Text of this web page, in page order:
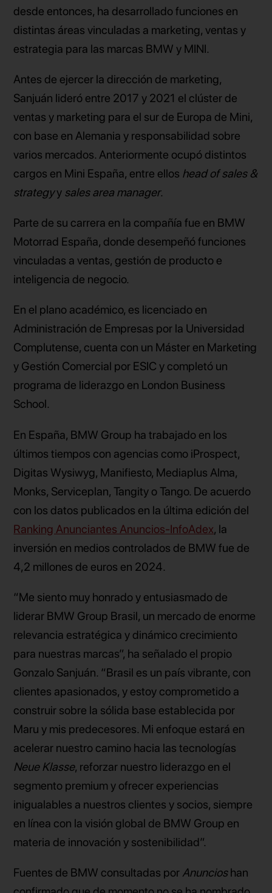
desde entonces, ha desarrollado funciones en
distintas áreas vinculadas a marketing, ventas y
estrategia para las marcas BMW y MINI.
Antes de ejercer la dirección de marketing,
Sanjuán lideró entre 2017 y 2021 el clúster de
ventas y marketing para el sur de Europa de Mini,
con base en Alemania y responsabilidad sobre
varios mercados. Anteriormente ocupó distintos
cargos en Mini España, entre ellos head of sales &
strategyy sales area manager.
Parte de su carrera en la compañía fue en BMW
Motorrad España, donde desempeñó funciones
vinculadas a ventas, gestión de producto e
inteligencia de negocio.
En el plano académico, es licenciado en
Administración de Empresas por la Universidad
Complutense, cuenta con un Máster en Marketing
y Gestión Comercial por ESIC y completó un
programa de liderazgo en London Business
School.
En España, BMW Group ha trabajado en los
últimos tiempos con agencias como iProspect,
Digitas Wysiwyg, Manifiesto, Mediaplus Alma,
Monks, Serviceplan, Tangity o Tango. De acuerdo
con los datos publicados en la última edición del
Ranking Anunciantes Anuncios-InfoAdex, la
inversión en medios controlados de BMW fue de
4,2 millones de euros en 2024.
“Me siento muy honrado y entusiasmado de
liderar BMW Group Brasil, un mercado de enorme
relevancia estratégica y dinámico crecimiento
para nuestras marcas”, ha señalado el propio
Gonzalo Sanjuán. “Brasil es un país vibrante, con
clientes apasionados, y estoy comprometido a
construir sobre la sólida base establecida por
Maru y mis predecesores. Mi enfoque estará en
acelerar nuestro camino hacia las tecnologías
Neue Klasse, reforzar nuestro liderazgo en el
segmento premium y ofrecer experiencias
inigualables a nuestros clientes y socios, siempre
en línea con la visión global de BMW Group en
materia de innovación y sostenibilidad”.
Fuentes de BMW consultadas por Anuncioshan